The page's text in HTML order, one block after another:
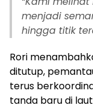
menjadi
hingga titik
Rori
ditutup,
terus
tanda baru di